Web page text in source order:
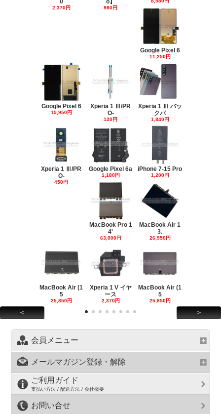
0
2,370円
o】
980円
Google Pixel 6
11,250円
Google Pixel 6
15,950円
Xperia 1 Ⅲ/PR
O-
120円
Xperia 1 Ⅲ バッ
クパ
1,840円
Xperia 1 Ⅲ/PR
O-
450円
Google Pixel 6a
1,180円
iPhone 7-15 Pro
1,200円
MacBook Pro 1
4'
63,000円
MacBook Air 1
3.
26,950円
MacBook Air (1
5
25,850円
Xperia 1 V イヤ
ース
2,370円
MacBook Air (1
5
25,850円
< >
会員メニュー
メールマガジン登録・解除
ご利用ガイド
支払い方法 / 配送方法 / 会社概要
お問い合せ